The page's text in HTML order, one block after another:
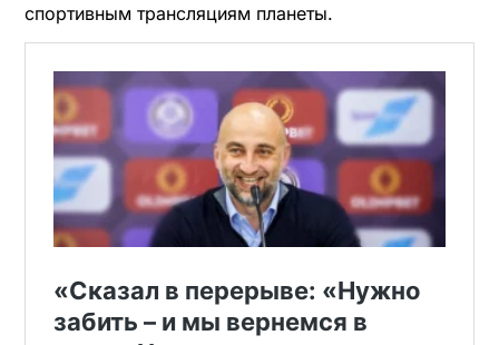
спортивным трансляциям планеты.